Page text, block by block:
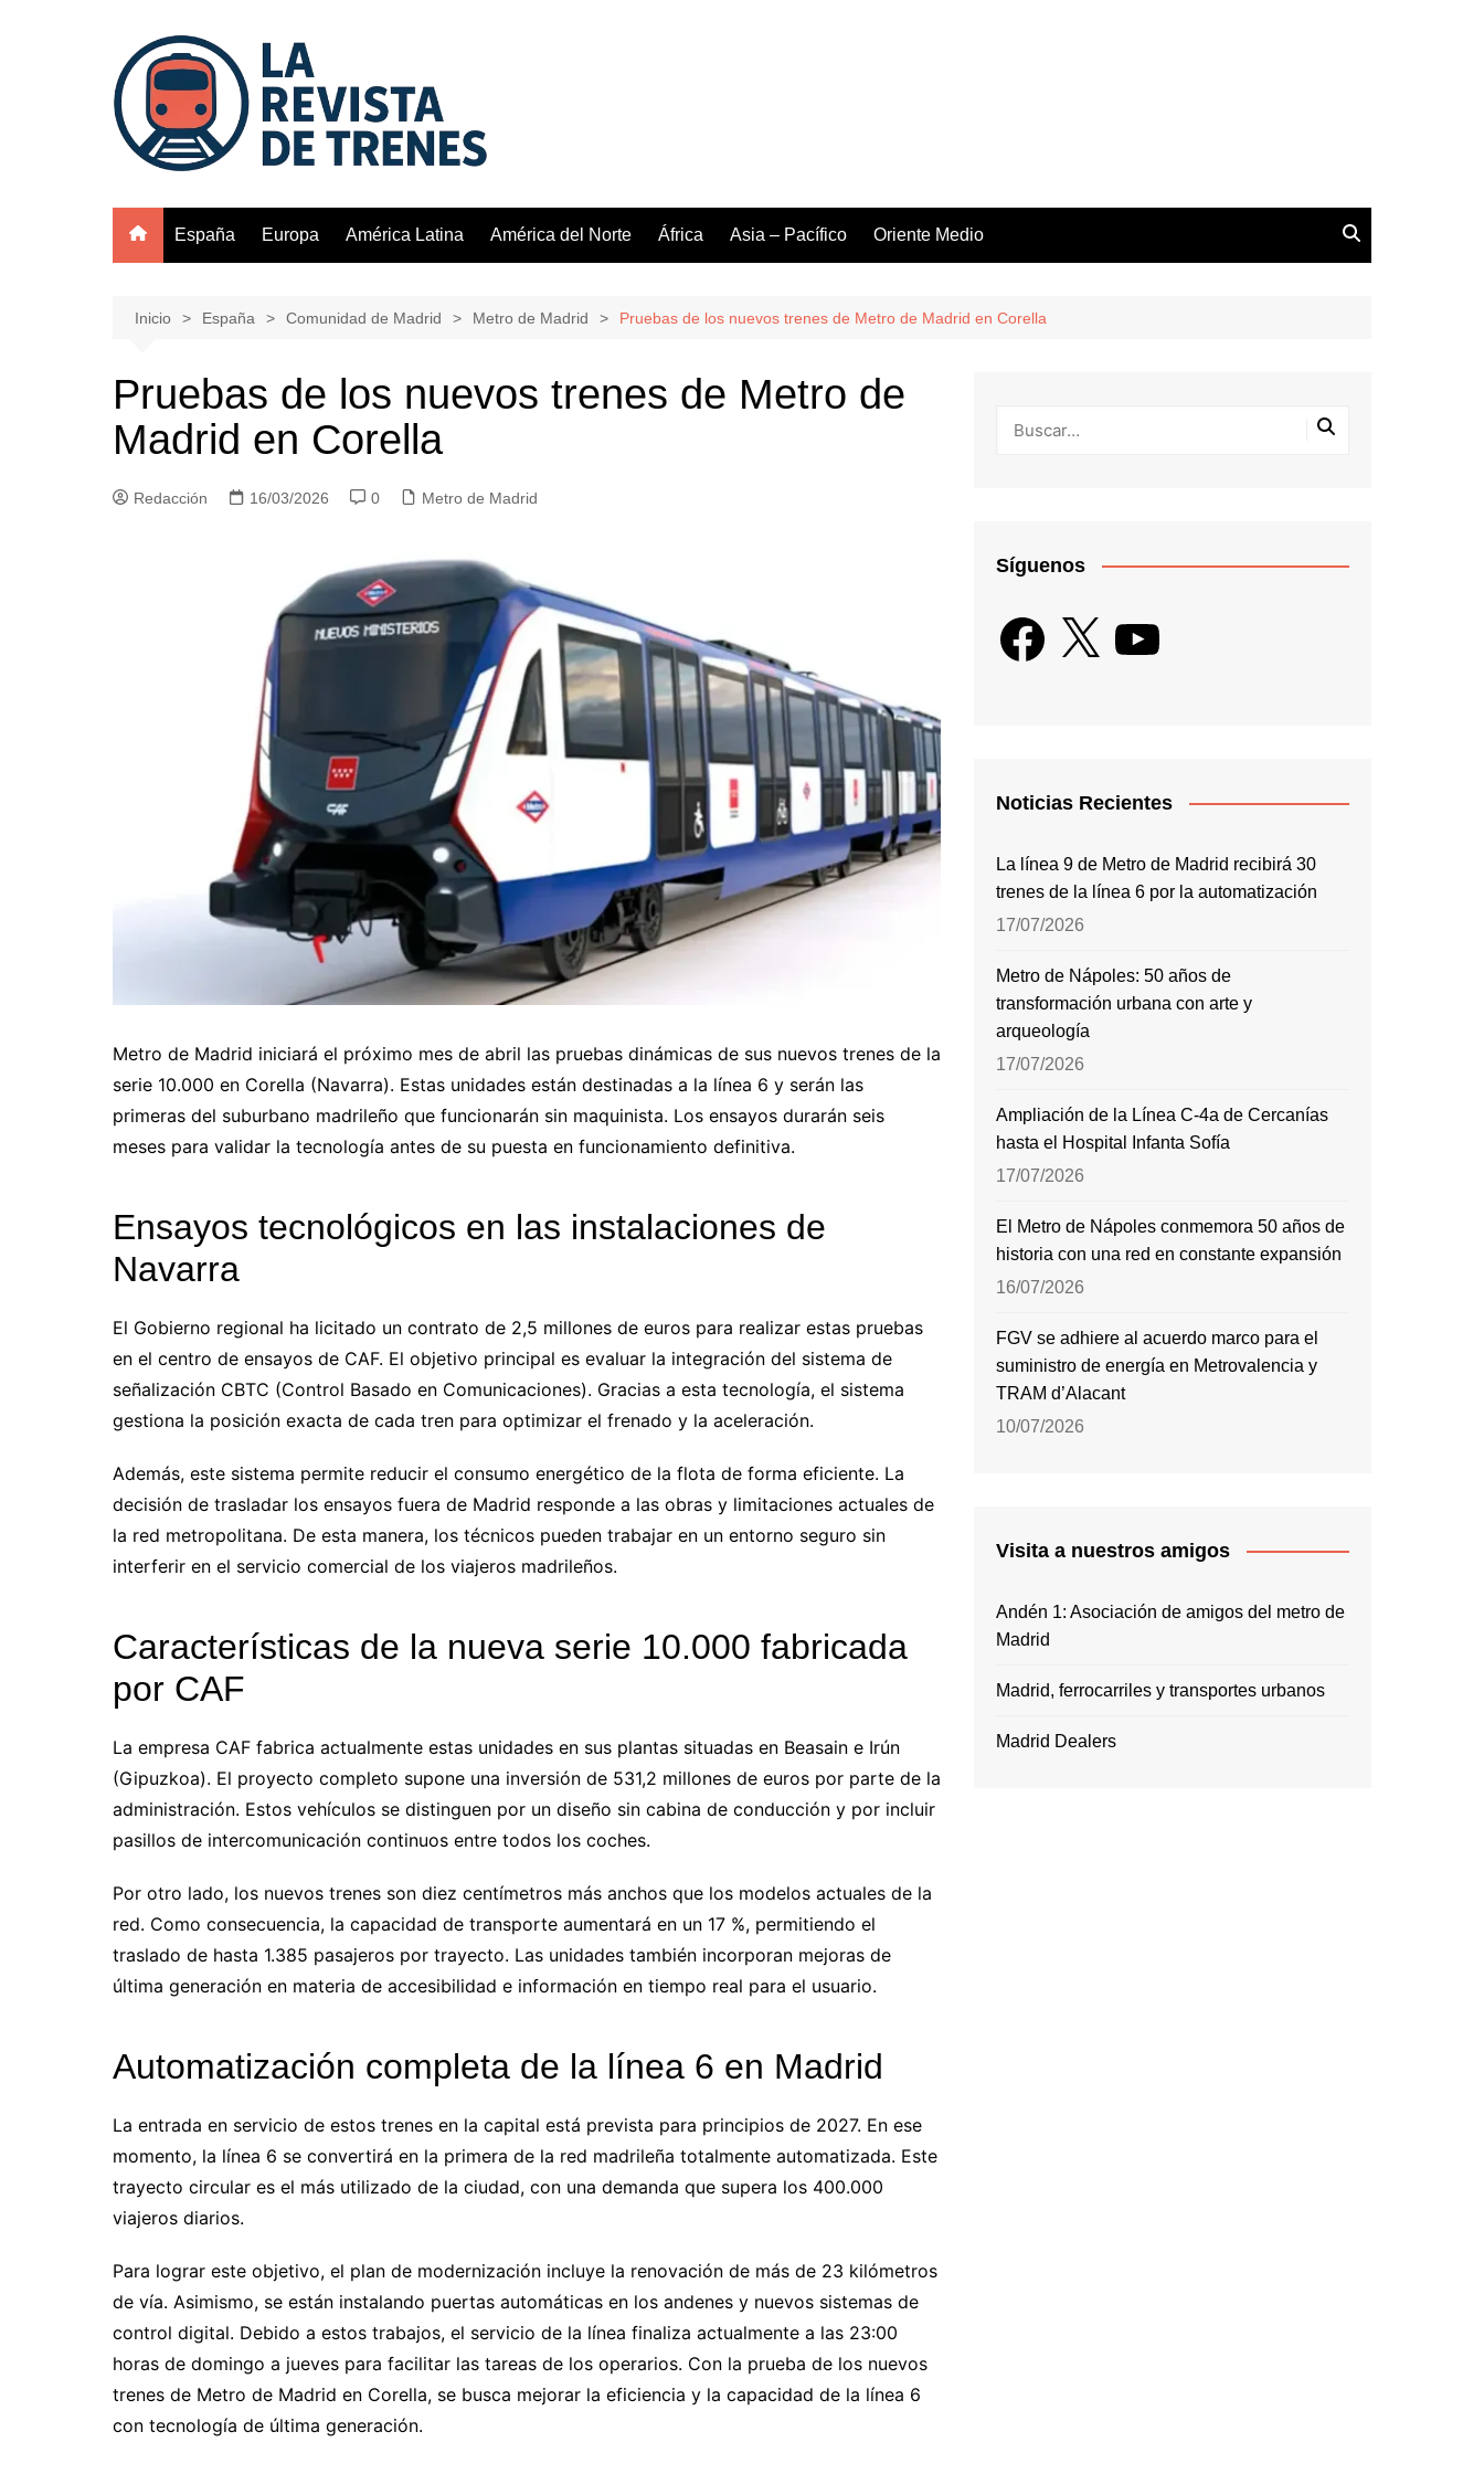
España Europa América Latina América del Norte África Asia – Pacífico Oriente Medio
Inicio España Comunidad de Madrid Metro de Madrid Pruebas de los nuevos trenes de Metro de Madrid en Corella
Pruebas de los nuevos trenes de Metro de
Madrid en Corella
Redacción 16/03/2026 0 Metro de Madrid
Metro de Madrid iniciará el próximo mes de abril las pruebas dinámicas de sus nuevos trenes de la
serie 10.000 en Corella (Navarra). Estas unidades están destinadas a la línea 6 y serán las
primeras del suburbano madrileño que funcionarán sin maquinista. Los ensayos durarán seis
meses para validar la tecnología antes de su puesta en funcionamiento definitiva.
Ensayos tecnológicos en las instalaciones de
Navarra
El Gobierno regional ha licitado un contrato de 2,5 millones de euros para realizar estas pruebas
en el centro de ensayos de CAF. El objetivo principal es evaluar la integración del sistema de
señalización CBTC (Control Basado en Comunicaciones). Gracias a esta tecnología, el sistema
gestiona la posición exacta de cada tren para optimizar el frenado y la aceleración.
Además, este sistema permite reducir el consumo energético de la flota de forma eficiente. La
decisión de trasladar los ensayos fuera de Madrid responde a las obras y limitaciones actuales de
la red metropolitana. De esta manera, los técnicos pueden trabajar en un entorno seguro sin
interferir en el servicio comercial de los viajeros madrileños.
Características de la nueva serie 10.000 fabricada
por CAF
La empresa CAF fabrica actualmente estas unidades en sus plantas situadas en Beasain e Irún
(Gipuzkoa). El proyecto completo supone una inversión de 531,2 millones de euros por parte de la
administración. Estos vehículos se distinguen por un diseño sin cabina de conducción y por incluir
pasillos de intercomunicación continuos entre todos los coches.
Por otro lado, los nuevos trenes son diez centímetros más anchos que los modelos actuales de la
red. Como consecuencia, la capacidad de transporte aumentará en un 17 %, permitiendo el
traslado de hasta 1.385 pasajeros por trayecto. Las unidades también incorporan mejoras de
última generación en materia de accesibilidad e información en tiempo real para el usuario.
Automatización completa de la línea 6 en Madrid
La entrada en servicio de estos trenes en la capital está prevista para principios de 2027. En ese
momento, la línea 6 se convertirá en la primera de la red madrileña totalmente automatizada. Este
trayecto circular es el más utilizado de la ciudad, con una demanda que supera los 400.000
viajeros diarios.
Para lograr este objetivo, el plan de modernización incluye la renovación de más de 23 kilómetros
de vía. Asimismo, se están instalando puertas automáticas en los andenes y nuevos sistemas de
control digital. Debido a estos trabajos, el servicio de la línea finaliza actualmente a las 23:00
horas de domingo a jueves para facilitar las tareas de los operarios. Con la prueba de los nuevos
trenes de Metro de Madrid en Corella, se busca mejorar la eficiencia y la capacidad de la línea 6
con tecnología de última generación.
Síguenos
Facebook
X YouTube
Noticias Recientes
La línea 9 de Metro de Madrid recibirá 30
trenes de la línea 6 por la automatización
17/07/2026
Metro de Nápoles: 50 años de
transformación urbana con arte y
arqueología
17/07/2026
Ampliación de la Línea C-4a de Cercanías
hasta el Hospital Infanta Sofía
17/07/2026
El Metro de Nápoles conmemora 50 años de
historia con una red en constante expansión
16/07/2026
FGV se adhiere al acuerdo marco para el
suministro de energía en Metrovalencia y
TRAM d’Alacant
10/07/2026
Visita a nuestros amigos
Andén 1: Asociación de amigos del metro de
Madrid
Madrid, ferrocarriles y transportes urbanos
Madrid Dealers